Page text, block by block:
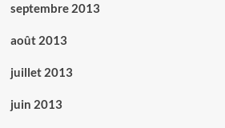
septembre 2013
août 2013
juillet 2013
juin 2013